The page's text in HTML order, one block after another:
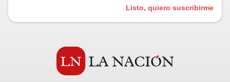
Listo, quiero suscribirme